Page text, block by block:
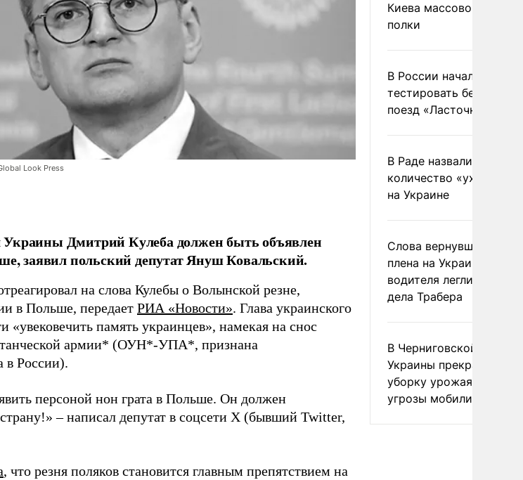
Look Press
Дмитрий Кулеба должен быть объявлен
заявил польский депутат Януш Ковальский.
на слова Кулебы о Волынской резне,
в Польше, передает РИА «Новости». Глава украинского
память украинцев», намекая на снос
армии* (ОУН*-УПА*, признана
в России).
персоной нон грата в Польше. Он должен
– написал депутат в соцсети X (бывший Twitter,
, что резня поляков становится главным препятствием на
Киева массово
полки
В России начали
тестировать
поезд «Ласточка»
В Раде назвали
количество
на Украине
Слова вернувшегося из
плена на Украине
водителя легли в
дела Трабера
В Черниговской
Украины прекратили
уборку урожая из-за
угрозы мобилизации